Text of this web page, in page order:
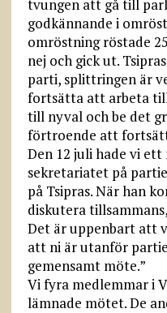
tvungen att gå till
godkännande i
omröstning röstade
nej och gick ut.
parti, splittringen är
fortsätta att arbeta
till nyval och be det
förtroende att
Den 12 juli hade vi
sekretariatet på
på Tsipras. När han
diskutera
Det är uppenbart att
att ni är utanför
gemensamt möte.”
Vi fyra medlemmar i
lämnade mötet. De